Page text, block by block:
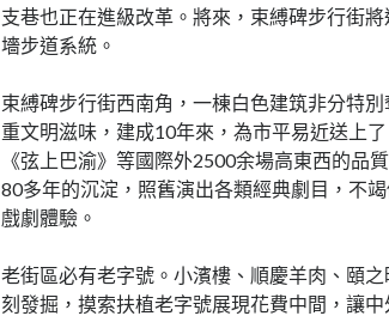
支巷也正在進級改革。將來，束縛碑步行街
墻步道系統。
束縛碑步行街西南角，一棟白色建筑非分特
重文明滋味，建成10年來，為市平易近送上
《弦上巴渝》等國際外2500余場高東西的品
80多年的沉淀，照舊演出各類經典劇目，不
戲劇體驗。
老街區必有老字號。小濱樓、順慶羊肉、頤
刻發掘，摸索扶植老字號展現花費中間，讓中